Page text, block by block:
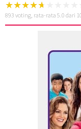
893 voting, rata-rata 5.0 dari